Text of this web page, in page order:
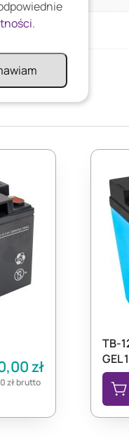
zł
złbrutto
TB-
GEL
.